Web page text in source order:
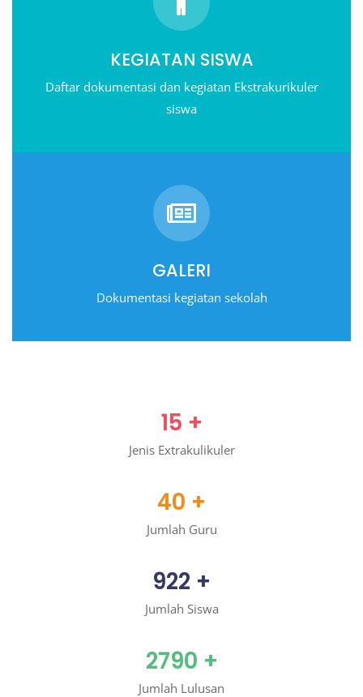
KEGIATAN SISWA
Daftar dokumentasi dan kegiatan Ekstrakurikuler
siswa
GALERI
Dokumentasi kegiatan sekolah
15 +
Jenis Extrakulikuler
40 +
Jumlah Guru
922 +
Jumlah Siswa
2790 +
Jumlah Lulusan